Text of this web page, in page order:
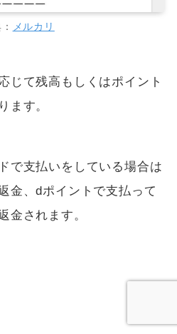
メルカリ
じて残高もしくはポイント
ます。
で支払いをしている場合は
金、dポイントで支払って
金されます。